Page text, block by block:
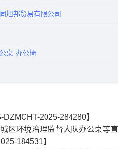
旭邦贸易有限公司
桌 办公椅
DZMCHT-2025-284280】
城区环境治理监督大队办公桌等
184531】